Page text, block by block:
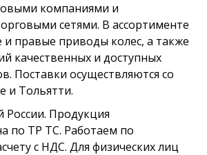
компаниями и
сетями. В ассортименте
правые приводы колес, а также
качественных и доступных
Поставки осуществляются со
и Тольятти.
России. Продукция
по ТР ТС. Работаем по
с НДС. Для физических лиц